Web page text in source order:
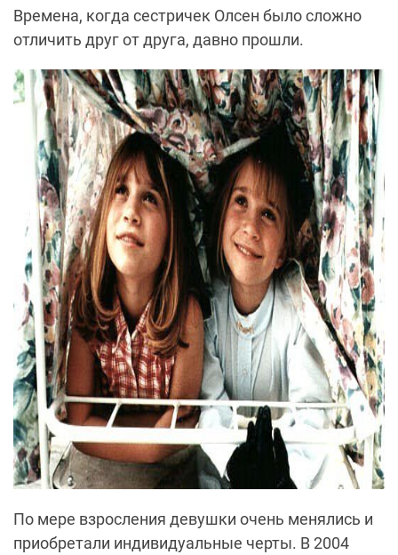
Времена, когда сестричек Олсен было сложно
отличить друг от друга, давно прошли.
По мере взросления девушки очень менялись и
приобретали индивидуальные черты. В 2004